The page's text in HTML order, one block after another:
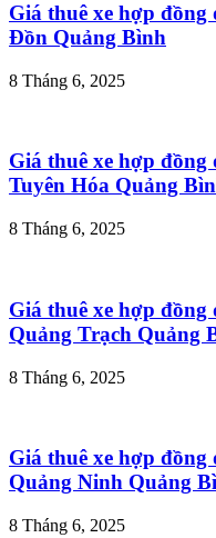
Giá thuê xe hợp
Đồn Quảng Bình
8 Tháng 6, 2025
Giá thuê xe hợp
Tuyên Hóa Quảng
8 Tháng 6, 2025
Giá thuê xe hợp
Quảng Trạch Quảng
8 Tháng 6, 2025
Giá thuê xe hợp
Quảng Ninh Quảng
8 Tháng 6, 2025